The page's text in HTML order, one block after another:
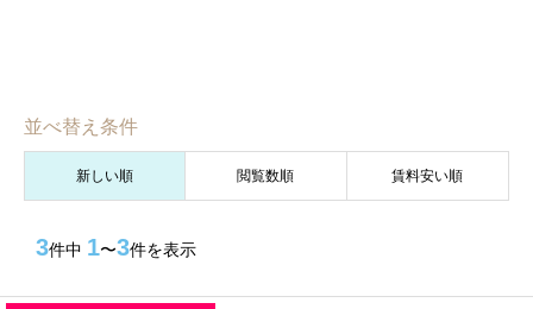
並べ替え条件
新しい順 閲覧数順 賃料安い順
3件中 1〜3件を表示